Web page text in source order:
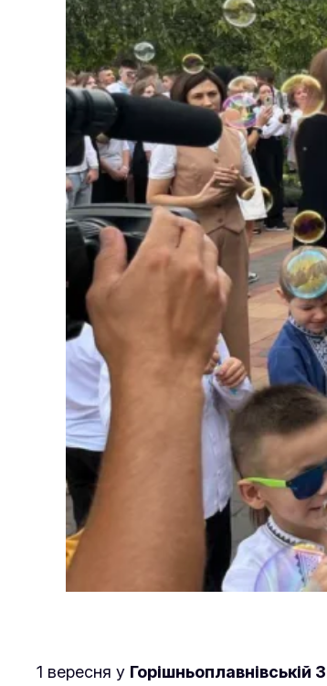
1 вересня у Горішньоплавнівській